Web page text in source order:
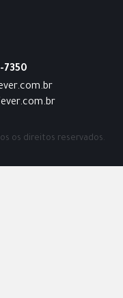
7350
os direitos reservados.